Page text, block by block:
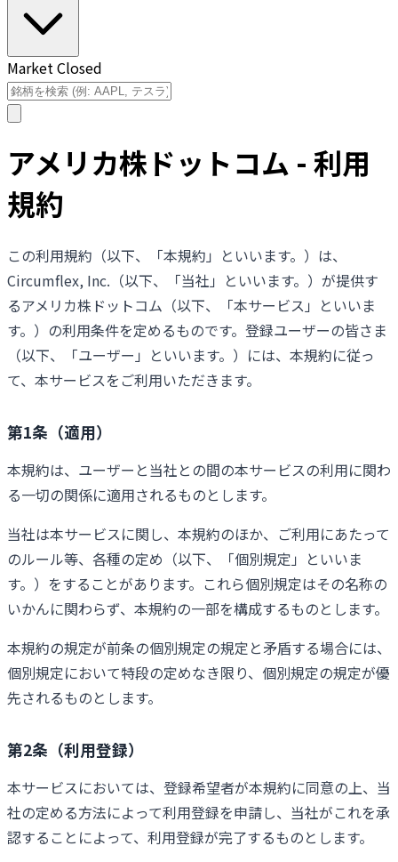
Market Closed
アメリカ株ドットコム - 利用
規約
この利用規約（以下、「本規約」といいます。）は、
Circumflex, Inc.（以下、「当社」といいます。）が提供す
るアメリカ株ドットコム（以下、「本サービス」といいま
す。）の利用条件を定めるものです。登録ユーザーの皆さま
（以下、「ユーザー」といいます。）には、本規約に従っ
て、本サービスをご利用いただきます。
第1条（適用）
本規約は、ユーザーと当社との間の本サービスの利用に関わ
る一切の関係に適用されるものとします。
当社は本サービスに関し、本規約のほか、ご利用にあたって
のルール等、各種の定め（以下、「個別規定」といいま
す。）をすることがあります。これら個別規定はその名称の
いかんに関わらず、本規約の一部を構成するものとします。
本規約の規定が前条の個別規定の規定と矛盾する場合には、
個別規定において特段の定めなき限り、個別規定の規定が優
先されるものとします。
第2条（利用登録）
本サービスにおいては、登録希望者が本規約に同意の上、当
社の定める方法によって利用登録を申請し、当社がこれを承
認することによって、利用登録が完了するものとします。